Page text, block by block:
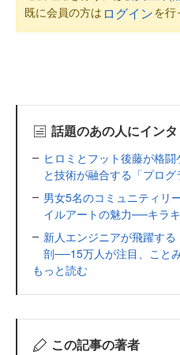
既に会員の方は ログインを行
話題のあの人にイン
ヒロミとフット後藤が格
と技術が融合する「プロ
男女5名のコミュニティリ
イルアートの魅力──キラ
新人エンジニアが飛躍す
剖──15万人が注目、こと
もっと読む
この記事の著者